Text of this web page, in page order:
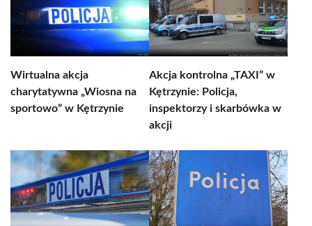
Wirtualna akcja
charytatywna „Wiosna na
sportowo” w Kętrzynie
Akcja kontrolna „TAXI” w
Kętrzynie: Policja,
inspektorzy i skarbówka w
akcji